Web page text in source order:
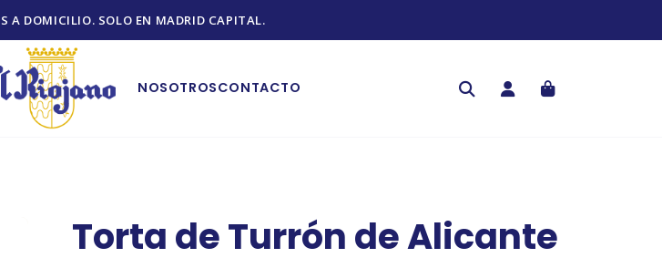
A DOMICILIO. SOLO EN MADRID CAPITAL.
NOSOTROSCONTACTO
Torta de Turrón de Alicante